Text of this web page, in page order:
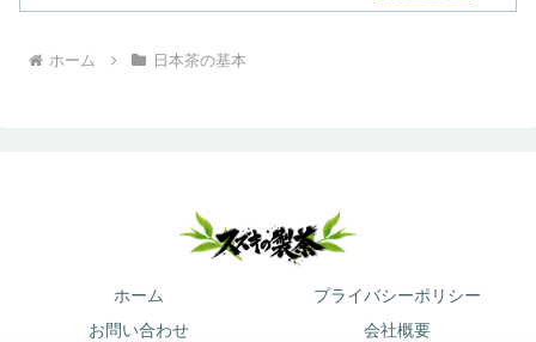
ホーム 日本茶の基本
ホーム
プライバシーポリシー
お問い合わせ
会社概要